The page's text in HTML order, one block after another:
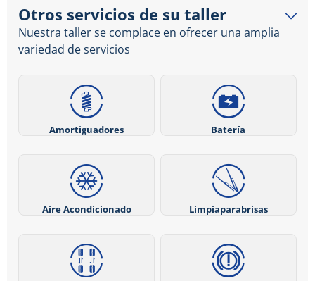
Otros servicios de su taller
Nuestra taller se complace en ofrecer una amplia
variedad de servicios
Amortiguadores Batería
Aire Acondicionado Limpiaparabrisas